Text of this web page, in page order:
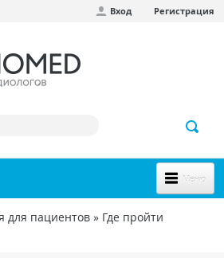
Вход Регистрация
Меню
для пациентов » Где пройти